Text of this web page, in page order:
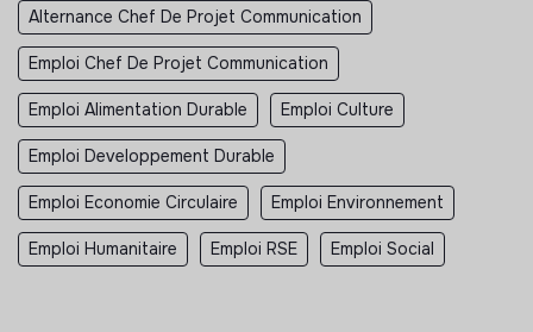
Alternance Chef De Projet Communication
Emploi Chef De Projet Communication
Emploi Alimentation Durable Emploi Culture
Emploi Developpement Durable
Emploi Economie Circulaire Emploi Environnement
Emploi Humanitaire Emploi RSE Emploi Social